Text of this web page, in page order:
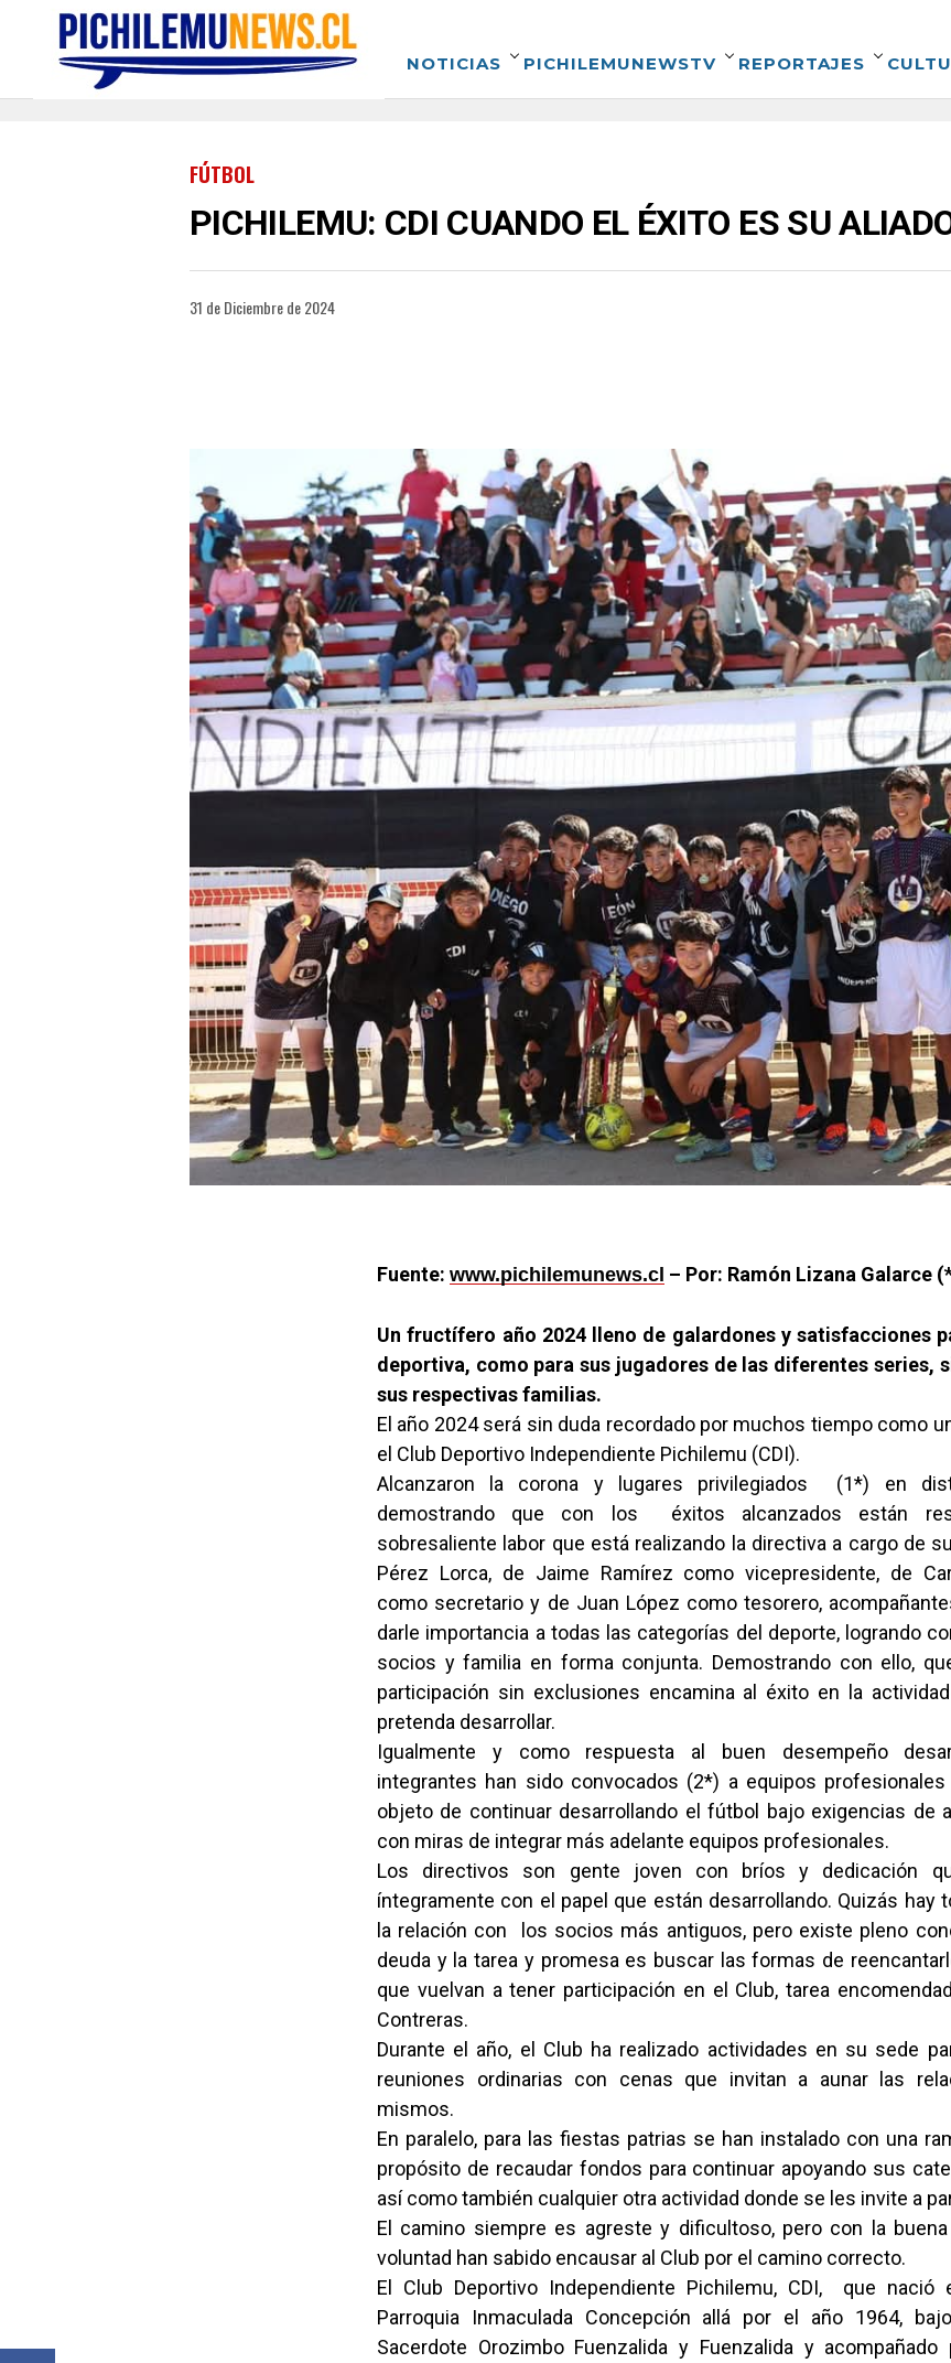
NOTICIAS PICHILEMUNEWSTV REPORTAJES
FÚTBOL
PICHILEMU: CDI CUANDO EL ÉXITO ES SU
31 de Diciembre de 2024
Fuente: www.pichilemunews.cl – Por: Ramón Lizana Galarce
Un fructífero año 2024 lleno de galardones y satisfacciones
deportiva, como para sus jugadores de las diferentes series,
sus respectivas familias.
El año 2024 será sin duda recordado por muchos tiempo como
el Club Deportivo Independiente Pichilemu (CDI).
Alcanzaron la corona y lugares privilegiados (1*) en
demostrando que con los éxitos alcanzados están
sobresaliente labor que está realizando la directiva a cargo de
Pérez Lorca, de Jaime Ramírez como vicepresidente, de
como secretario y de Juan López como tesorero,
darle importancia a todas las categorías del deporte, logrando
socios y familia en forma conjunta. Demostrando con ello,
participación sin exclusiones encamina al éxito en la
pretenda desarrollar.
Igualmente y como respuesta al buen desempeño
integrantes han sido convocados (2*) a equipos
objeto de continuar desarrollando el fútbol bajo exigencias de
con miras de integrar más adelante equipos profesionales.
Los directivos son gente joven con bríos y dedicación
íntegramente con el papel que están desarrollando. Quizás hay
la relación con los socios más antiguos, pero existe pleno
deuda y la tarea y promesa es buscar las formas de
que vuelvan a tener participación en el Club, tarea
Contreras.
Durante el año, el Club ha realizado actividades en su sede
reuniones ordinarias con cenas que invitan a aunar las
mismos.
En paralelo, para las fiestas patrias se han instalado con una
propósito de recaudar fondos para continuar apoyando sus
así como también cualquier otra actividad donde se les invite a
El camino siempre es agreste y dificultoso, pero con la
voluntad han sabido encausar al Club por el camino correcto.
El Club Deportivo Independiente Pichilemu, CDI, que nació
Parroquia Inmaculada Concepción allá por el año 1964,
Sacerdote Orozimbo Fuenzalida y Fuenzalida y